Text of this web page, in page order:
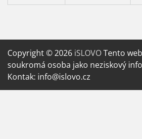
Copyright © 2026 iSLOVOTento
soukromá osoba jako neziskový
Kontak: info@islovo.cz